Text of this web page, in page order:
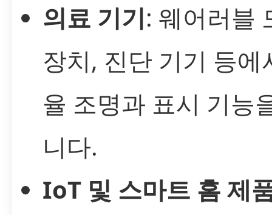
의료 기기: 웨어러블
장치, 진단 기기 등에
율 조명과 표시 기능
니다.
IoT 및 스마트 홈 제